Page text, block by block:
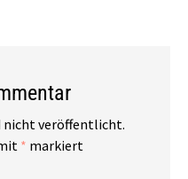
nicht veröffentlicht.
* markiert